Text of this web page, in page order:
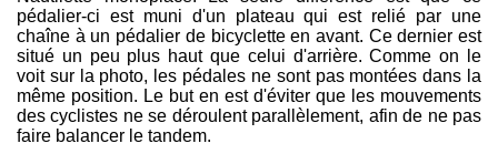
pédalier-ci est muni d'un plateau qui est relié par une
chaîne à un pédalier de bicyclette en avant. Ce dernier est
situé un peu plus haut que celui d'arrière. Comme on le
voit sur la photo, les pédales ne sont pas montées dans la
même position. Le but en est d'éviter que les mouvements
des cyclistes ne se déroulent parallèlement, afin de ne pas
faire balancer le tandem.